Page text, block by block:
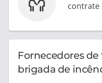
contrate
Fornecedores
brigada de